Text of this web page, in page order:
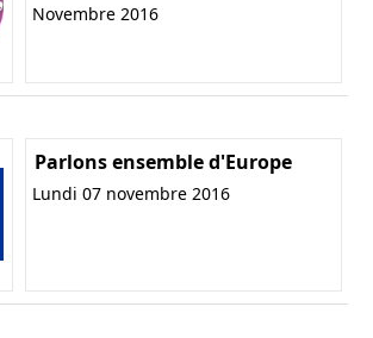
Novembre 2016
Parlons ensemble d'Europe
Lundi 07 novembre 2016